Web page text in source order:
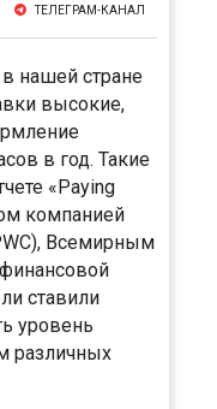
ТЕЛЕГРАМ-КАНАЛ
нашей стране
высокие,
в год. Такие
«Paying
компанией
Всемирным
ставили
уровень
различных